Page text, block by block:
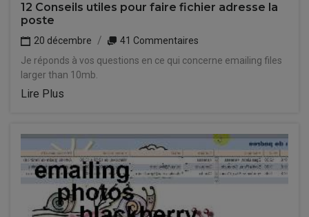
12 Conseils utiles pour faire fichier adresse la
poste
20 décembre
41 Commentaires
Je réponds à vos questions en ce qui concerne emailing files
larger than 10mb.
Lire Plus